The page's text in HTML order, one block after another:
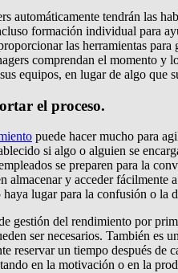
automáticamente tendrán las
formación individual para
las herramientas
comprendan el momento y
equipos, en lugar de algo que
el proceso.
puede hacer mucho para
si algo o alguien se
se preparen para la
almacenar y acceder
lugar para la confusión o
gestión del rendimiento por
ser necesarios. También es
reservar un tiempo después
en la motivación o en la